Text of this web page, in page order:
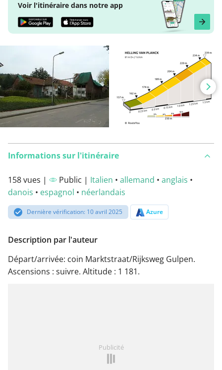
Voir l'itinéraire dans notre app
Informations sur l'itinéraire
158 vues | Public | Italien • allemand • anglais •
danois • espagnol • néerlandais
Dernière vérification: 10 avril 2025 Azure
Description par l'auteur
Départ/arrivée: coin Marktstraat/Rijksweg Gulpen.
Ascensions : suivre. Altitude : 1 181.
Publicité